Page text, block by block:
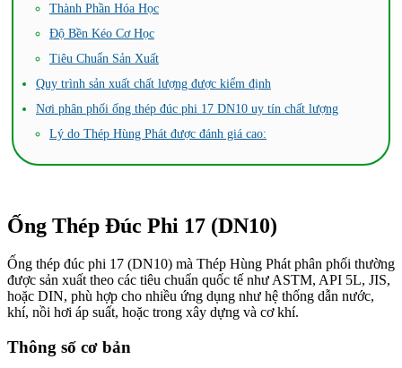
Thành Phần Hóa Học
Độ Bền Kéo Cơ Học
Tiêu Chuẩn Sản Xuất
Quy trình sản xuất chất lượng được kiểm định
Nơi phân phối ống thép đúc phi 17 DN10 uy tín chất lượng
Lý do Thép Hùng Phát được đánh giá cao:
Ống Thép Đúc Phi 17 (DN10)
Ống thép đúc phi 17 (DN10) mà Thép Hùng Phát phân phối thường
được sản xuất theo các tiêu chuẩn quốc tế như ASTM, API 5L, JIS,
hoặc DIN, phù hợp cho nhiều ứng dụng như hệ thống dẫn nước,
khí, nồi hơi áp suất, hoặc trong xây dựng và cơ khí.
Thông số cơ bản